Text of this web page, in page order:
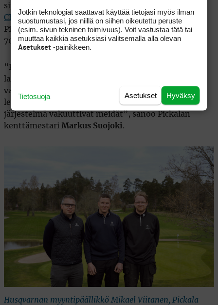
sijaitsevaan golfkeskukseen toimitettiin seitsemän
CEORAaja seitsemänAutomoweria. Niiden lisäksi
Pickala otti vielä yhden nelivetokoneen, joka kiipeää
70% rinnekaltevuuteen.
”Kaudella 2024 valmistelimme tiekarttaa robotiikan
laajempaan käyttöönottoon sekä testasimme eri
vaihtoehtoja. Husqvarnan ensiluokkainen
leikkuujälki, luotettavuus ja Fleet Management -
järjestelmä vakuuttivat meidät”, sanoo Pickalan
kenttämestari Markus Suojoki.
Husqvarnan myyntipäällikkö Mikael Viitanen, Pickala
Jotkin teknologiat saattavat käyttää tietojasi myös ilman
suostumustasi, jos niillä on siihen oikeutettu peruste
(esim. sivun tekninen toimivuus). Voit vastustaa tätä tai
muuttaa kaikkia asetuksiasi valitsemalla alla olevan
Asetukset -painikkeen.
Hyväksy
Asetukset
Tietosuoja